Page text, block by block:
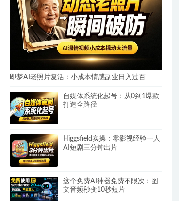
即梦AI老照片复活：小成本情感副业日入过百
自媒体系统化起号：从0到1爆款
打造全路径
Higgsfield实操：零影视经验一人
AI短剧三分钟出片
这个免费AI神器免费不限次：图
文音频秒变10秒短片